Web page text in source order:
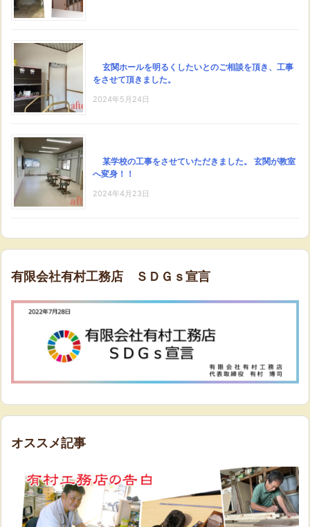
玄関ホールを明るくしたいとのご相談を頂き、工事
をさせて頂きました。
2024年5月24日
某学校の工事をさせていただきました。 玄関が教室
へ変身！！
2024年4月23日
有限会社有村工務店 ＳＤＧｓ宣言
オススメ記事